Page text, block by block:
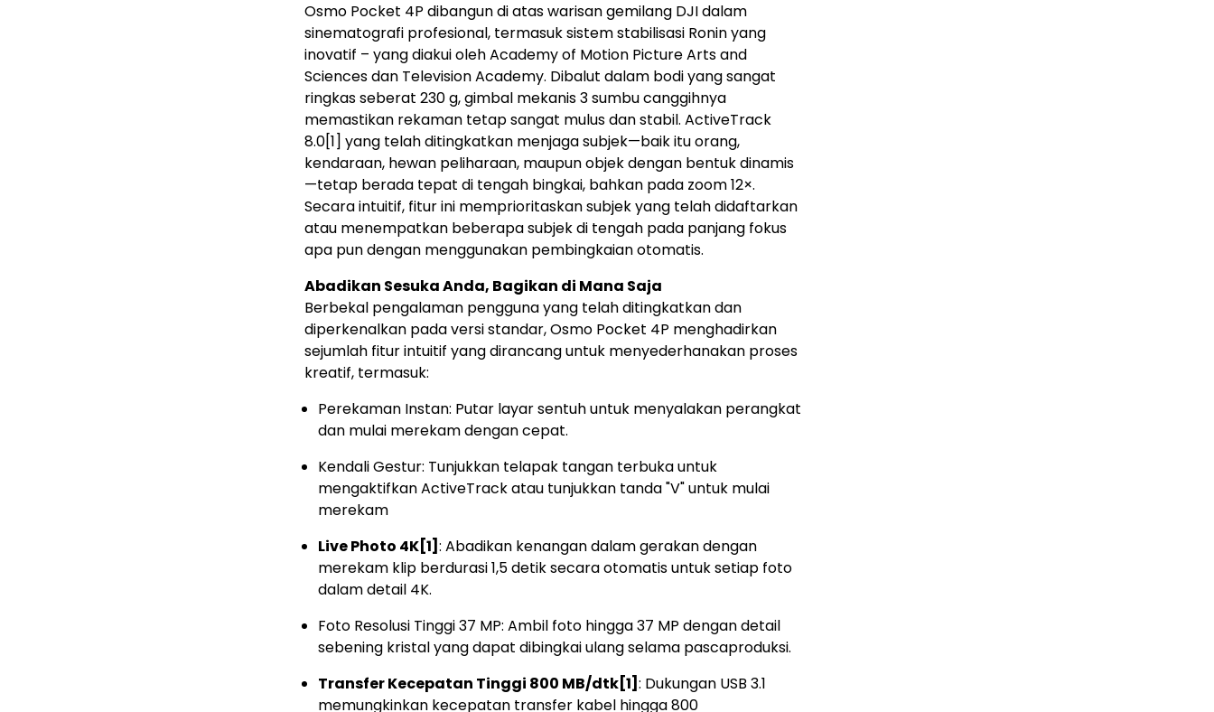
Osmo Pocket 4P dibangun di atas warisan gemilang DJI dalam
sinematografi profesional, termasuk sistem stabilisasi Ronin yang
inovatif – yang diakui oleh Academy of Motion Picture Arts and
Sciences dan Television Academy. Dibalut dalam bodi yang sangat
ringkas seberat 230 g, gimbal mekanis 3 sumbu canggihnya
memastikan rekaman tetap sangat mulus dan stabil. ActiveTrack
8.0[1] yang telah ditingkatkan menjaga subjek—baik itu orang,
kendaraan, hewan peliharaan, maupun objek dengan bentuk dinamis
—tetap berada tepat di tengah bingkai, bahkan pada zoom 12×.
Secara intuitif, fitur ini memprioritaskan subjek yang telah didaftarkan
atau menempatkan beberapa subjek di tengah pada panjang fokus
apa pun dengan menggunakan pembingkaian otomatis.
Abadikan Sesuka Anda, Bagikan di Mana Saja
Berbekal pengalaman pengguna yang telah ditingkatkan dan
diperkenalkan pada versi standar, Osmo Pocket 4P menghadirkan
sejumlah fitur intuitif yang dirancang untuk menyederhanakan proses
kreatif, termasuk:
Perekaman Instan: Putar layar sentuh untuk menyalakan perangkat
dan mulai merekam dengan cepat.
Kendali Gestur: Tunjukkan telapak tangan terbuka untuk
mengaktifkan ActiveTrack atau tunjukkan tanda "V" untuk mulai
merekam
Live Photo 4K[1] : Abadikan kenangan dalam gerakan dengan
merekam klip berdurasi 1,5 detik secara otomatis untuk setiap foto
dalam detail 4K.
Foto Resolusi Tinggi 37 MP: Ambil foto hingga 37 MP dengan detail
sebening kristal yang dapat dibingkai ulang selama pascaproduksi.
Transfer Kecepatan Tinggi 800 MB/dtk[1] : Dukungan USB 3.1
memungkinkan kecepatan transfer kabel hingga 800